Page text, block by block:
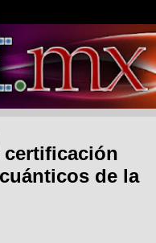
certificación
de la